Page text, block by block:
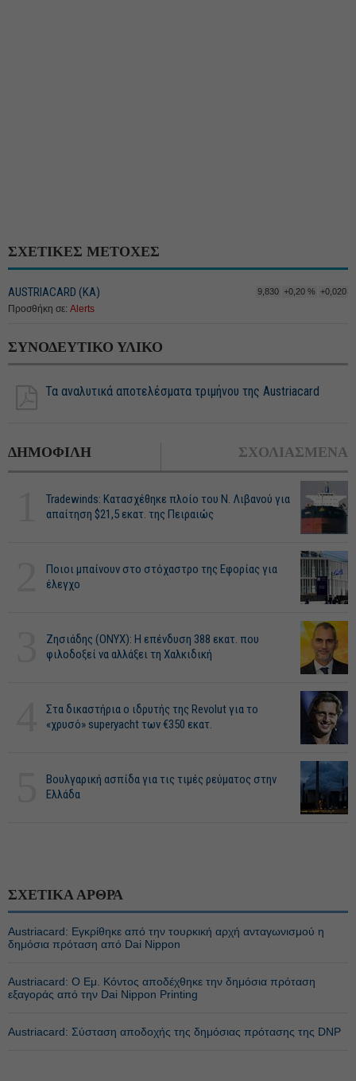
ΣΧΕΤΙΚΕΣ ΜΕΤΟΧΕΣ
AUSTRIACARD (ΚΑ) 9,830 +0,20 % +0,020
Προσθήκη σε: Alerts
ΣΥΝΟΔΕΥΤΙΚΟ ΥΛΙΚΟ
Τα αναλυτικά αποτελέσματα τριμήνου της Austriacard
ΔΗΜΟΦΙΛΗ ΣΧΟΛΙΑΣΜΕΝΑ
Tradewinds: Κατασχέθηκε πλοίο του Ν. Λιβανού για
απαίτηση $21,5 εκατ. της Πειραιώς
Ποιοι μπαίνουν στο στόχαστρο της Εφορίας για
έλεγχο
Ζησιάδης (ONYX): Η επένδυση 388 εκατ. που
φιλοδοξεί να αλλάξει τη Χαλκιδική
Στα δικαστήρια ο ιδρυτής της Revolut για το
«χρυσό» superyacht των €350 εκατ.
Βουλγαρική ασπίδα για τις τιμές ρεύματος στην
Ελλάδα
ΣΧΕΤΙΚΑ ΑΡΘΡΑ
Austriacard: Εγκρίθηκε από την τουρκική αρχή ανταγωνισμού η
δημόσια πρόταση από Dai Nippon
Austriacard: O Εμ. Κόντος αποδέχθηκε την δημόσια πρόταση
εξαγοράς από την Dai Nippon Printing
Austriacard: Σύσταση αποδοχής της δημόσιας πρότασης της DNP